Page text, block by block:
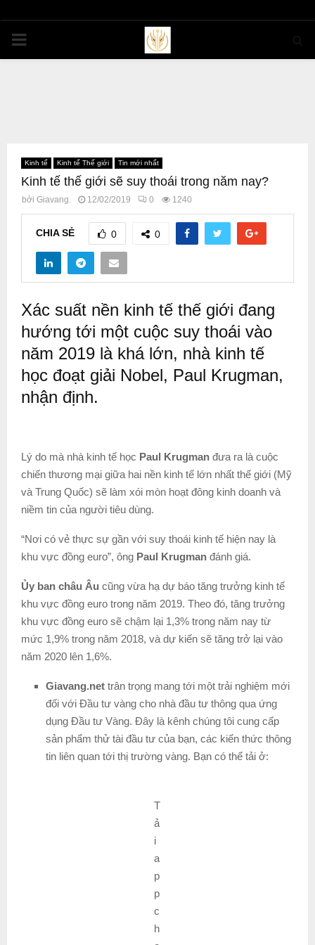
PRIMARY
Kinh tế Kinh tế Thế giới Tin mới nhất
Kinh tế thế giới sẽ suy thoái trong năm nay?
bởi Giavang. 12/02/2019 0 1240
CHIA SẺ 0 0
Xác suất nền kinh tế thế giới đang
hướng tới một cuộc suy thoái vào
năm 2019 là khá lớn, nhà kinh tế
học đoạt giải Nobel, Paul Krugman,
nhận định.
Lý do mà nhà kinh tế học Paul Krugman đưa ra là cuộc
chiến thương mại giữa hai nền kinh tế lớn nhất thế giới (Mỹ
và Trung Quốc) sẽ làm xói mòn hoạt đông kinh doanh và
niềm tin của người tiêu dùng.
“Nơi có vẻ thực sự gần với suy thoái kinh tế hiện nay là
khu vực đồng euro”, ông Paul Krugman đánh giá.
Ủy ban châu Âu cũng vừa hạ dự báo tăng trưởng kinh tế
khu vực đồng euro trong năm 2019. Theo đó, tăng trưởng
khu vực đồng euro sẽ chậm lại 1,3% trong năm nay từ
mức 1,9% trong năm 2018, và dự kiến sẽ tăng trở lại vào
năm 2020 lên 1,6%.
Giavang.net trân trọng mang tới một trải nghiệm mới
đối với Đầu tư vàng cho nhà đầu tư thông qua ứng
dụng Đầu tư Vàng. Đây là kênh chúng tôi cung cấp
sản phẩm thử tài đầu tư của bạn, các kiến thức thông
tin liên quan tới thị trường vàng. Bạn có thể tải ở:
T
ả
i
a
p
p
c
h